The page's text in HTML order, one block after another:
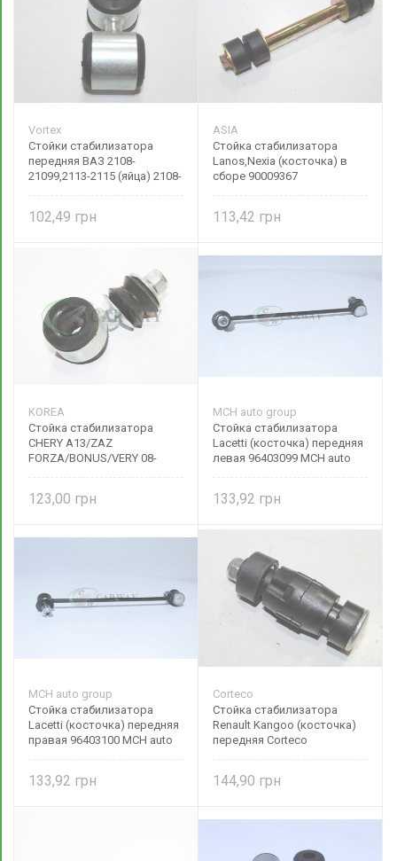
Vortex
Стойки стабилизатора
передняя ВАЗ 2108-
21099,2113-2115 (яйца) 2108-
102,49
ASIA
Стойка стабилизатора
Lanos,Nexia (косточка) в
сборе 90009367
113,42
KOREA
Стойка стабилизатора
CHERY A13/ZAZ
FORZA/BONUS/VERY 08-
123,00
MCH auto group
Стойка стабилизатора
Lacetti (косточка) передняя
левая 96403099 MCH auto
133,92
MCH auto group
Стойка стабилизатора
Lacetti (косточка) передняя
правая 96403100 MCH auto
133,92
Corteco
Стойка стабилизатора
Renault Kangoo (косточка)
передняя Corteco
144,90